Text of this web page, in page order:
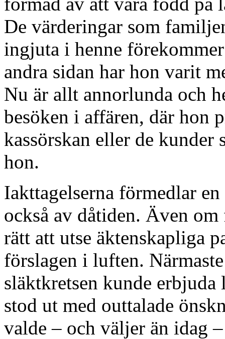
De värderingar som
ingjuta i henne
andra sidan har hon varit
Nu är allt annorlunda och
besöken i affären, där hon
kassörskan eller de
hon.
Iakttagelserna förmedlar
också av dåtiden. Även
rätt att utse äktenskapliga
förslagen i luften.
släktkretsen kunde
stod ut med outtalade
valde – och väljer än idag